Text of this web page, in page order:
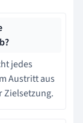
jedes
Austritt aus
Zielsetzung.